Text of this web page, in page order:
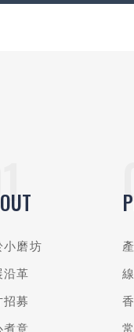
小磨坊
沿革
招募
煮意